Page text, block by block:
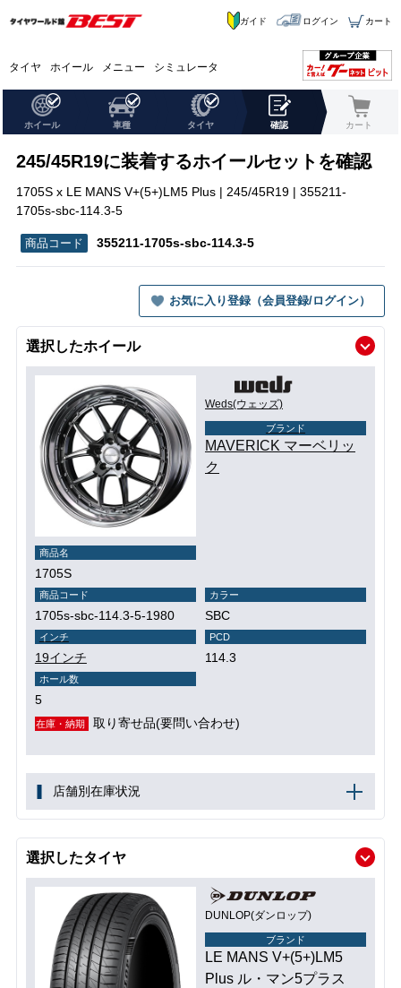
タイヤ ホイール メニュー シミュレータ
ガイド ログイン カート
ホイール 車種 タイヤ 確認 カート
245/45R19に装着するホイールセットを確認
1705S x LE MANS V+(5+)LM5 Plus | 245/45R19 | 355211-
1705s-sbc-114.3-5
355211-1705s-sbc-114.3-5
お気に入り登録（会員登録/ログイン）
選択したホイール
Weds(ウェッズ)
ブランド
MAVERICK マーベリッ
ク
商品名
1705S
商品コード
1705s-sbc-114.3-5-1980
カラー
SBC
インチ
19インチ
PCD
114.3
ホール数
5
在庫・納期 取り寄せ品(要問い合わせ)
店舗別在庫状況
選択したタイヤ
DUNLOP(ダンロップ)
ブランド
LE MANS V+(5+)LM5
Plus ル・マン5プラス